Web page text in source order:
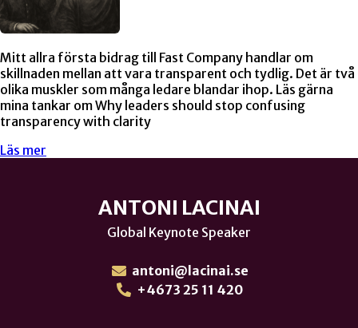
Mitt allra första bidrag till Fast Company handlar om
skillnaden mellan att vara transparent och tydlig. Det är två
olika muskler som många ledare blandar ihop. Läs gärna
mina tankar om Why leaders should stop confusing
transparency with clarity
Läs mer
ANTONI LACINAI
Global Keynote Speaker
antoni@lacinai.se
+4673 25 11 420